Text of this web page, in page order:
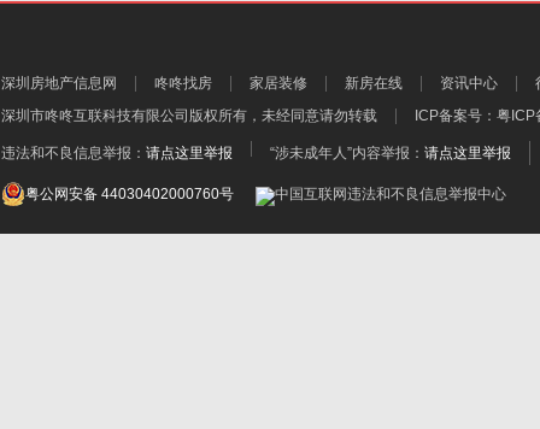
深圳房地产信息网 咚咚找房 家居装修 新房在线 资讯中心
深圳市咚咚互联科技有限公司 版权所有，未经同意请勿转载 ICP备案号： 粤ICP
违法和不良信息举报： 请点这里举报 “涉未成年人”内容举报： 请点这里举报
粤公网安备 44030402000760号